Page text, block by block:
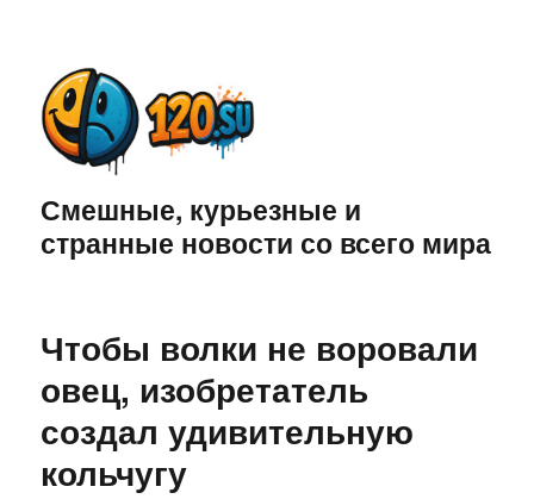
Смешные, курьезные и
странные новости со всего мира
Чтобы волки не воровали
овец, изобретатель
создал удивительную
кольчугу